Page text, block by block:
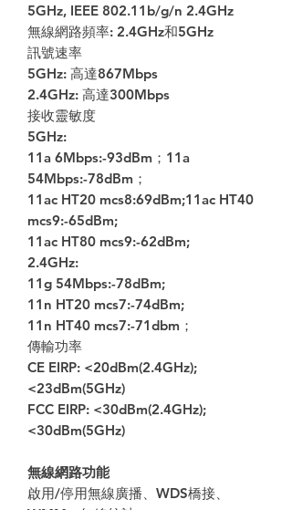
5GHz, IEEE 802.11b/g/n 2.4GHz
無線網路頻率: 2.4GHz和5GHz
訊號速率
5GHz: 高達867Mbps
2.4GHz: 高達300Mbps
接收靈敏度
5GHz:
11a 6Mbps:-93dBm；11a
54Mbps:-78dBm；
11ac HT20 mcs8:69dBm;11ac HT40
mcs9:-65dBm;
11ac HT80 mcs9:-62dBm;
2.4GHz:
11g 54Mbps:-78dBm;
11n HT20 mcs7:-74dBm;
11n HT40 mcs7:-71dbm；
傳輸功率
CE EIRP: <20dBm(2.4GHz);
<23dBm(5GHz)
FCC EIRP: <30dBm(2.4GHz);
<30dBm(5GHz)
無線網路功能
啟用/停用無線廣播、WDS橋接、